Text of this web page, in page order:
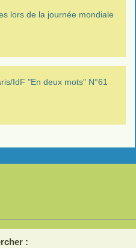
lors de la journée mondiale
IdF "En deux mots" N°61
: